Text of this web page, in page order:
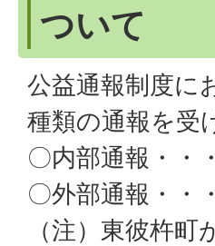
ついて
公益通報制度に
種類の通報を受
〇内部通報・・
〇外部通報・・
（注）東彼杵